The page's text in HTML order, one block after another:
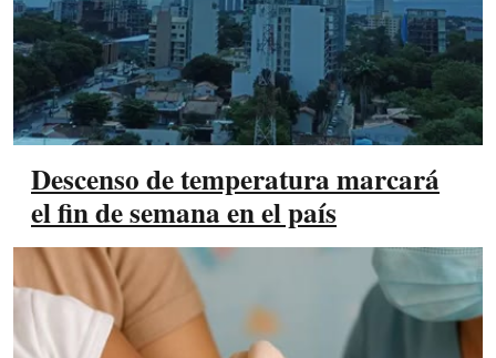
Descenso de temperatura marcará
el fin de semana en el país